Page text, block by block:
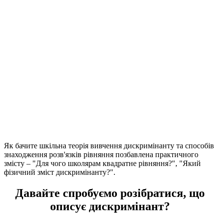
Як бачите шкільна теорія вивчення дискримінанту та способів
знаходження розв'язків рівняння позбавлена практичного
змісту – "Для чого школярам квадратне рівняння?", "Який
фізичний зміст дискримінанту?".
Давайте спробуємо розібратися, що
описує дискримінант?